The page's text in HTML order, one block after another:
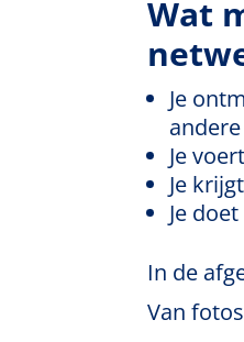
Wat
Je
Je
Je
Je
In de
Van